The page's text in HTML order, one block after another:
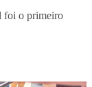
foi o primeiro